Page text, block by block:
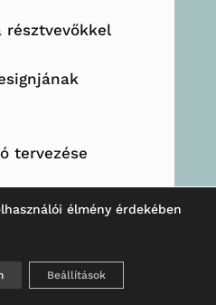
résztvevőkkel
tervezése
a DIVI API
fizetendő:
élmény érdekében
Beállítások